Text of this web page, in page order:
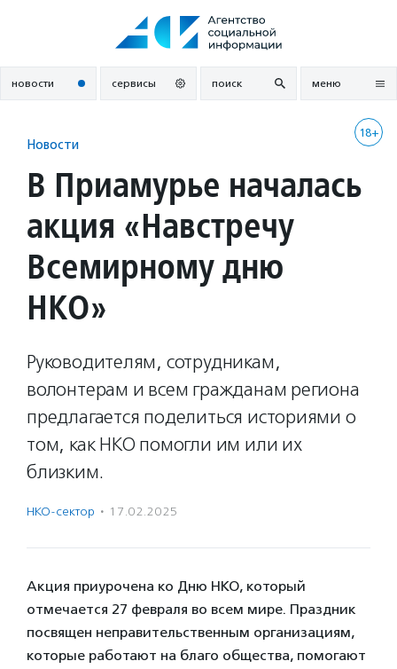
новости сервисы поиск меню
18+
Новости
В Приамурье началась
акция «Навстречу
Всемирному дню
НКО»
Руководителям, сотрудникам,
волонтерам и всем гражданам региона
предлагается поделиться историями о
том, как НКО помогли им или их
близким.
НКО-сектор · 17.02.2025
Акция приурочена ко Дню НКО, который
отмечается 27 февраля во всем мире. Праздник
посвящен неправительственным организациям,
которые работают на благо общества, помогают